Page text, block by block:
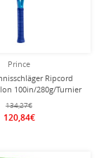
Prince
Ripcord
100in/280g/Turnier
134,27€
120,84€